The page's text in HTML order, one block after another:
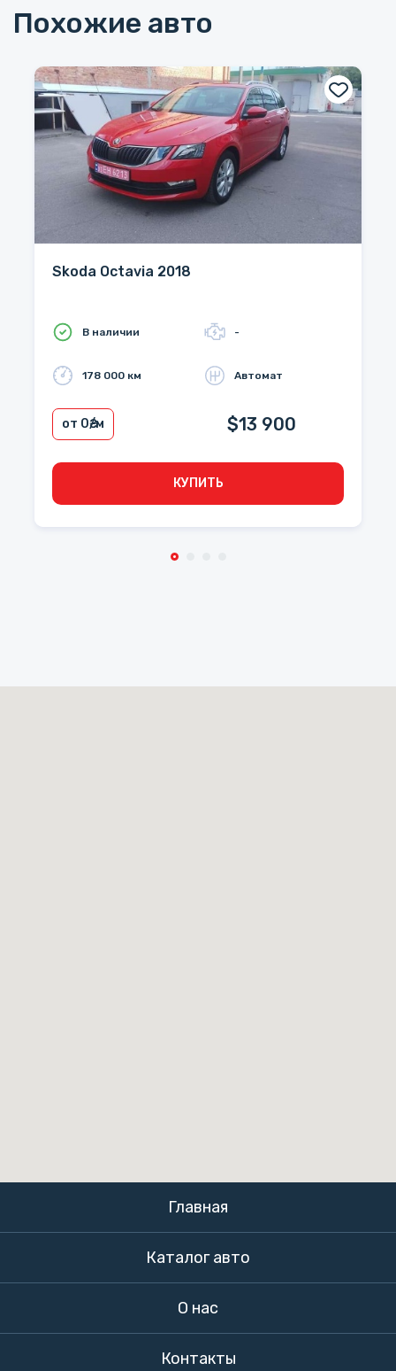
Похожие авто
Skoda Octavia 2018
В наличии -
178 000 км Автомат
от 0₴/м $13 900
КУПИТЬ
Главная
Каталог авто
О нас
Контакты